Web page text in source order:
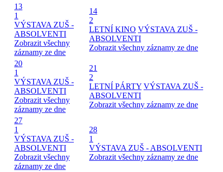
13
1
VÝSTAVA ZUŠ -
ABSOLVENTI
Zobrazit všechny
záznamy ze dne
14
2
LETNÍ KINO VÝSTAVA ZUŠ -
ABSOLVENTI
Zobrazit všechny záznamy ze dne
20
1
VÝSTAVA ZUŠ -
ABSOLVENTI
Zobrazit všechny
záznamy ze dne
21
2
LETNÍ PÁRTY VÝSTAVA ZUŠ -
ABSOLVENTI
Zobrazit všechny záznamy ze dne
27
1
VÝSTAVA ZUŠ -
ABSOLVENTI
Zobrazit všechny
záznamy ze dne
28
1
VÝSTAVA ZUŠ - ABSOLVENTI
Zobrazit všechny záznamy ze dne